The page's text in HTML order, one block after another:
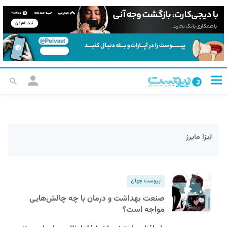
لیزا مایرز
پیوست جهان
صنعت بهداشت و درمان با چه چالش‌هایی
مواجه است؟